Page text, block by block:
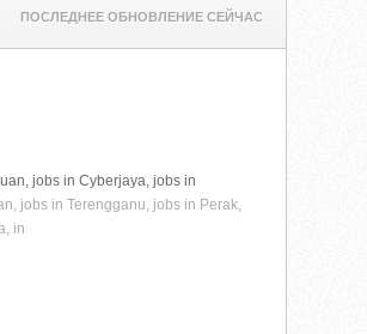
ПОСЛЕДНЕЕ ОБНОВЛЕНИЕ СЕЙЧАС
jobs in Cyberjaya, jobs in
jobs in Terengganu, jobs in Perak,
in